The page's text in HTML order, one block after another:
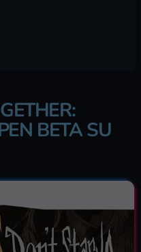
BETA SU